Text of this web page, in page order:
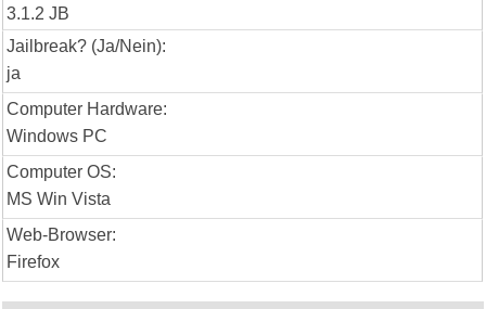
3.1.2 JB
Jailbreak? (Ja/Nein):
ja
Computer Hardware:
Windows PC
Computer OS:
MS Win Vista
Web-Browser:
Firefox